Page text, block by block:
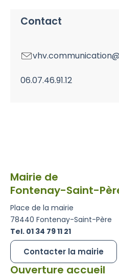
Contact
06.07.46.91.12
Mairie de
Fontenay-Saint-
Place de la mairie
78440 Fontenay-Saint-Père
Tel. 01 34 79 11 21
Contacter la mairie
Ouverture accueil